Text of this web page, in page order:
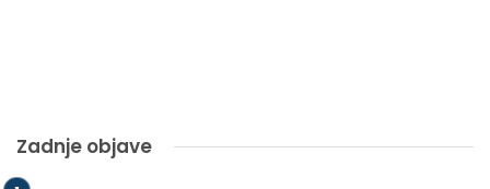
Zadnje objave